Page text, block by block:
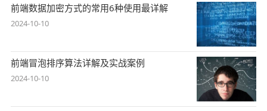
前端数据加密方式的常用6种使用最详解
2024-10-10
前端冒泡排序算法详解及实战案例
2024-10-10